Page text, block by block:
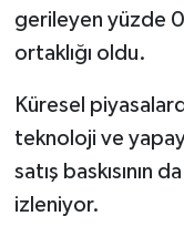
gerileyen yüzde
ortaklığı oldu.
Küresel
teknoloji ve
satış baskısının
izleniyor.